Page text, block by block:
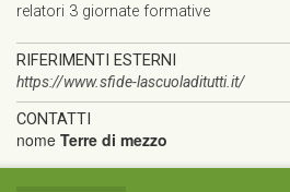
relatori 3 giornate formative
RIFERIMENTI ESTERNI
https://www.sfide-lascuoladitutti.it/
CONTATTI
nome Terre di mezzo